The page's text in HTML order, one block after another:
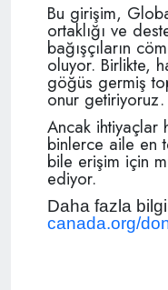
Bu girişim,
ortaklığı ve
bağışçıların
oluyor. Birlikte,
göğüs germiş
onur getiriyoruz.
Ancak ihtiyaçlar
binlerce aile en
bile erişim için
ediyor.
Daha fazla
canada.org/